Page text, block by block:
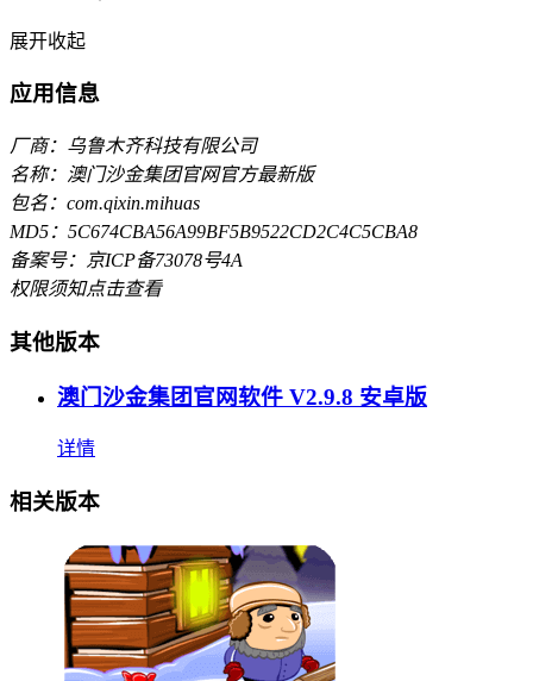
展开收起
应用信息
厂商：乌鲁木齐科技有限公司
名称：澳门沙金集团官网官方最新版
包名：com.qixin.mihuas
MD5：5C674CBA56A99BF5B9522CD2C4C5CBA8
备案号：京ICP备73078号4A
权限须知点击查看
其他版本
澳门沙金集团官网软件 V2.9.8 安卓版
详情
相关版本